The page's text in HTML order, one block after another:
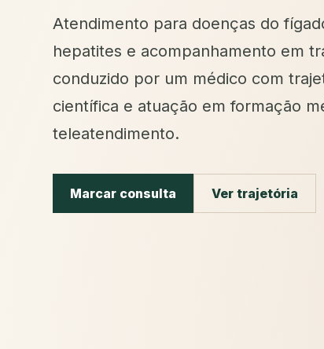
Atendimento para doenças do
hepatites e acompanhamento em
conduzido por um médico com
científica e atuação em formação
teleatendimento.
Marcar consulta Ver trajetória